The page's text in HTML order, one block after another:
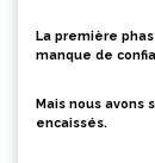
La première
manque de
Mais nous
encaissés.